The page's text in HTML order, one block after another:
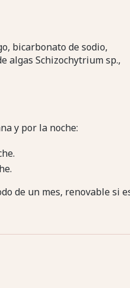
bicarbonato de sodio,
algas Schizochytrium sp.,
y por la noche:
de un mes, renovable si